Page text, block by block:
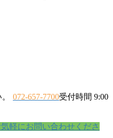
072-657-7700受付時間 9:00
気軽にお問い合わせくださ